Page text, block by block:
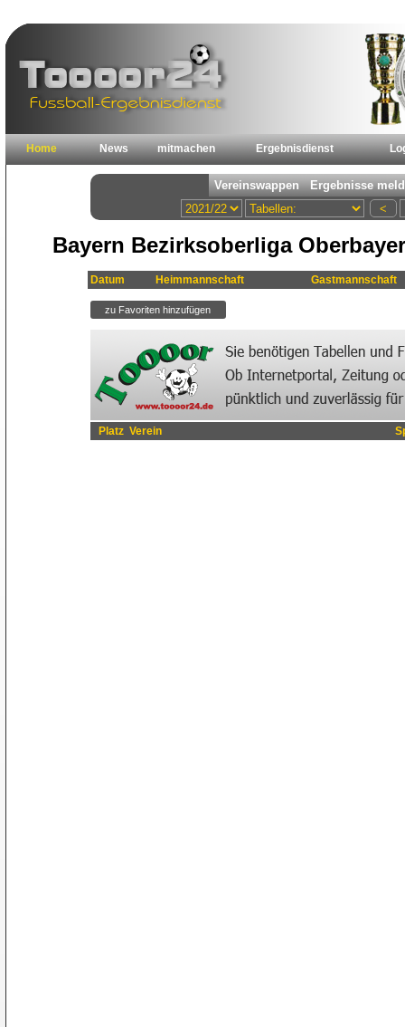
Home News mitmachen Ergebnisdienst
Bayern Bezirksoberliga
Datum Heimmannschaft Gastmannschaft
Platz Verein